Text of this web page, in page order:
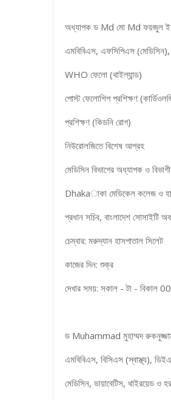
অধ্যাপক ড Md মো Md ফয়জুল
এমবিবিএস, এফসিপিএস
WHO ফেলো (থাইল্যান্ড)
পোস্ট ফেলোশিপ প্রশিক্ষণ
প্রশিক্ষণ (কিডনি রোগ)
নিউরোলজিতে বিশেষ আগ্রহ
মেডিসিন বিভাগের অধ্যাপক ও
Dhakaাকা মেডিকেল কলেজ ও
প্রধান সচিব, বাংলাদেশ সোসাইটি
চেম্বার: মরুদ্যান হাসপাতাল সিলেট
কাজের দিন: শুক্র
দেখার সময়: সকাল - টা - বিকাল
ড Muhammad মুহাম্মদ
এমবিবিএস, বিসিএস (স্বাস্থ্য),
মেডিসিন, ডায়াবেটিস, থাইরয়েড ও